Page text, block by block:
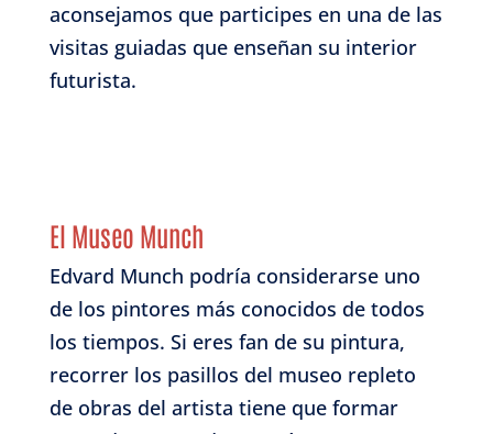
aconsejamos que participes en una de las
visitas guiadas que enseñan su interior
futurista.
El Museo Munch
Edvard Munch podría considerarse uno
de los pintores más conocidos de todos
los tiempos. Si eres fan de su pintura,
recorrer los pasillos del museo repleto
de obras del artista tiene que formar